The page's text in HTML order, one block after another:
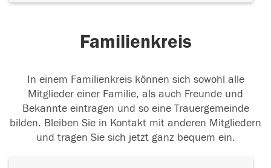
Familienkreis
In einem Familienkreis können sich sowohl alle
Mitglieder einer Familie, als auch Freunde und
Bekannte eintragen und so eine Trauergemeinde
bilden. Bleiben Sie in Kontakt mit anderen Mitgliedern
und tragen Sie sich jetzt ganz bequem ein.